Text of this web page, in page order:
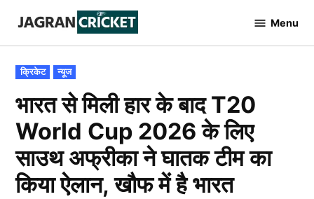
content
Cricket
Menu
POSTED
IN
क्रिकेट न्यूज
भारत से मिली हार के बाद T20
World Cup 2026 के लिए
साउथ अफ्रीका ने घातक टीम का
किया ऐलान, खौफ में है भारत